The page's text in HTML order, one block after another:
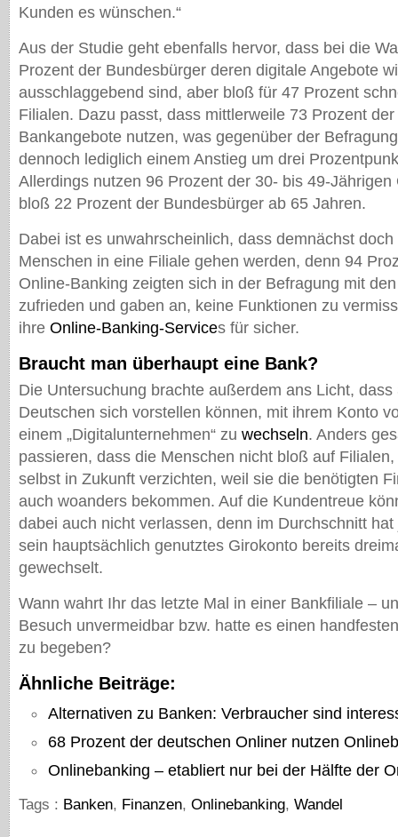
Kunden es wünschen.“
Aus der Studie geht ebenfalls hervor, dass bei die
Prozent der Bundesbürger deren digitale Angebote
ausschlaggebend sind, aber bloß für 47 Prozent
Filialen. Dazu passt, dass mittlerweile 73 Prozent
Bankangebote nutzen, was gegenüber der
dennoch lediglich einem Anstieg um drei
Allerdings nutzen 96 Prozent der 30- bis 49-
bloß 22 Prozent der Bundesbürger ab 65 Jahren.
Dabei ist es unwahrscheinlich, dass demnächst
Menschen in eine Filiale gehen werden, denn 94
Online-Banking zeigten sich in der Befragung mit
zufrieden und gaben an, keine Funktionen zu
ihre Online-Banking-Services für sicher.
Braucht man überhaupt eine Bank?
Die Untersuchung brachte außerdem ans Licht,
Deutschen sich vorstellen können, mit ihrem Konto
einem „Digitalunternehmen“ zu wechseln. Anders
passieren, dass die Menschen nicht bloß auf Filialen,
selbst in Zukunft verzichten, weil sie die benötigten
auch woanders bekommen. Auf die Kundentreue
dabei auch nicht verlassen, denn im Durchschnitt
sein hauptsächlich genutztes Girokonto bereits
gewechselt.
Wann wahrt Ihr das letzte Mal in einer Bankfiliale –
Besuch unvermeidbar bzw. hatte es einen
zu begeben?
Ähnliche Beiträge:
Alternativen zu Banken: Verbraucher sind
68 Prozent der deutschen Onliner nutzen
Onlinebanking – etabliert nur bei der Hälfte der
Tags : Banken, Finanzen, Onlinebanking, Wandel